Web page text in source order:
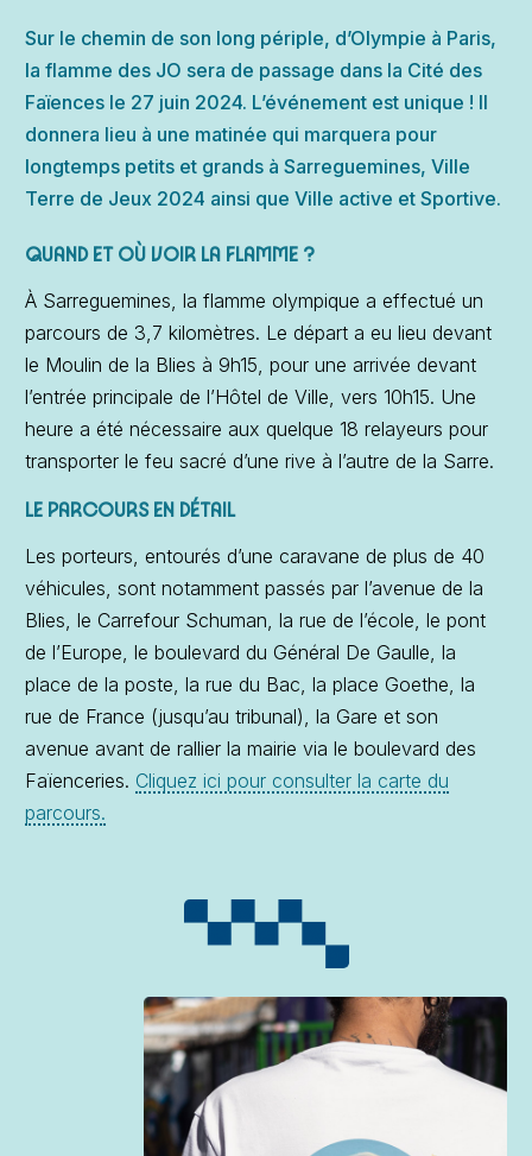
Sur le chemin de son long périple, d’Olympie à Paris,
la flamme des JO sera de passage dans la Cité des
Faïences le 27 juin 2024. L’événement est unique ! Il
donnera lieu à une matinée qui marquera pour
longtemps petits et grands à Sarreguemines, Ville
Terre de Jeux 2024 ainsi que Ville active et Sportive.
QUAND ET OÙ VOIR LA FLAMME ?
À Sarreguemines, la flamme olympique a effectué un
parcours de 3,7 kilomètres. Le départ a eu lieu devant
le Moulin de la Blies à 9h15, pour une arrivée devant
l’entrée principale de l’Hôtel de Ville, vers 10h15. Une
heure a été nécessaire aux quelque 18 relayeurs pour
transporter le feu sacré d’une rive à l’autre de la Sarre.
LE PARCOURS EN DÉTAIL
Les porteurs, entourés d’une caravane de plus de 40
véhicules, sont notamment passés par l’avenue de la
Blies, le Carrefour Schuman, la rue de l’école, le pont
de l’Europe, le boulevard du Général De Gaulle, la
place de la poste, la rue du Bac, la place Goethe, la
rue de France (jusqu’au tribunal), la Gare et son
avenue avant de rallier la mairie via le boulevard des
Faïenceries. Cliquez ici pour consulter la carte du
parcours.